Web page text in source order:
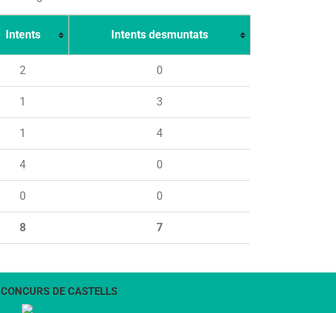
Intents Intents desmuntats
8 7
2 0
1 3
1 4
4 0
0 0
CONCURS DE CASTELLS